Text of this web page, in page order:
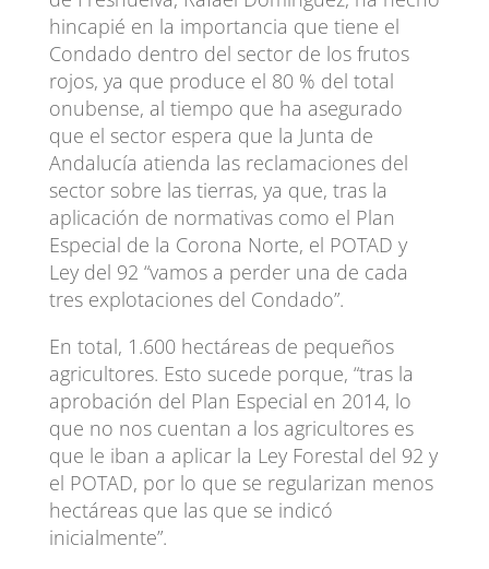
hincapié en la importancia que tiene el
Condado dentro del sector de los frutos
rojos, ya que produce el 80 % del total
onubense, al tiempo que ha asegurado
que el sector espera que la Junta de
Andalucía atienda las reclamaciones del
sector sobre las tierras, ya que, tras la
aplicación de normativas como el Plan
Especial de la Corona Norte, el POTAD y
Ley del 92 “vamos a perder una de cada
tres explotaciones del Condado”.
En total, 1.600 hectáreas de pequeños
agricultores. Esto sucede porque, “tras la
aprobación del Plan Especial en 2014, lo
que no nos cuentan a los agricultores es
que le iban a aplicar la Ley Forestal del 92 y
el POTAD, por lo que se regularizan menos
hectáreas que las que se indicó
inicialmente”.